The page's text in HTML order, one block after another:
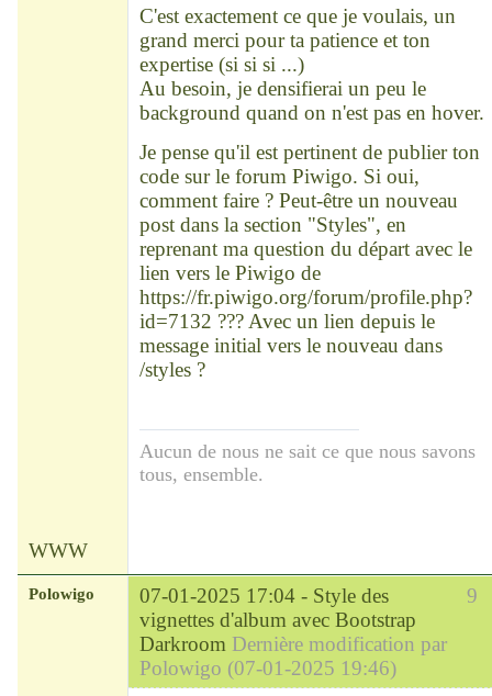
C'est exactement ce que je voulais, un
grand merci pour ta patience et ton
expertise (si si si ...)
Au besoin, je densifierai un peu le
background quand on n'est pas en hover.
Je pense qu'il est pertinent de publier ton
code sur le forum Piwigo. Si oui,
comment faire ? Peut-être un nouveau
post dans la section "Styles", en
reprenant ma question du départ avec le
lien vers le Piwigo de
https://fr.piwigo.org/forum/profile.php?
id=7132 ??? Avec un lien depuis le
message initial vers le nouveau dans
/styles ?
Aucun de nous ne sait ce que nous savons
tous, ensemble.
WWW
9
Polowigo 07-01-2025 17:04 - Style des
vignettes d'album avec Bootstrap
Darkroom Dernière modification par
Polowigo (07-01-2025 19:46)